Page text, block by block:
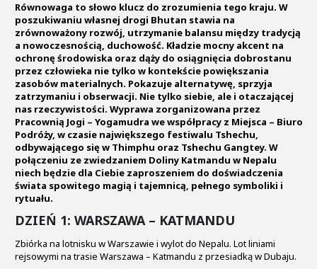
Równowaga to słowo klucz do zrozumienia tego kraju. W
poszukiwaniu własnej drogi Bhutan stawia na
zrównoważony rozwój, utrzymanie balansu między tradycją
a nowoczesnością, duchowość. Kładzie mocny akcent na
ochronę środowiska oraz dąży do osiągnięcia dobrostanu
przez człowieka nie tylko w kontekście powiększania
zasobów materialnych. Pokazuje alternatywę, sprzyja
zatrzymaniu i obserwacji. Nie tylko siebie, ale i otaczającej
nas rzeczywistości. Wyprawa zorganizowana przez
Pracownią Jogi – Yogamudra we współpracy z Miejsca – Biuro
Podróży, w czasie największego festiwalu Tshechu,
odbywającego się w Thimphu oraz Tshechu Gangtey. W
połączeniu ze zwiedzaniem Doliny Katmandu w Nepalu
niech będzie dla Ciebie zaproszeniem do doświadczenia
świata spowitego magią i tajemnicą, pełnego symboliki i
rytuału.
DZIEŃ 1: WARSZAWA – KATMANDU
Zbiórka na lotnisku w Warszawie i wylot do Nepalu. Lot liniami
rejsowymi na trasie Warszawa – Katmandu z przesiadką w Dubaju.